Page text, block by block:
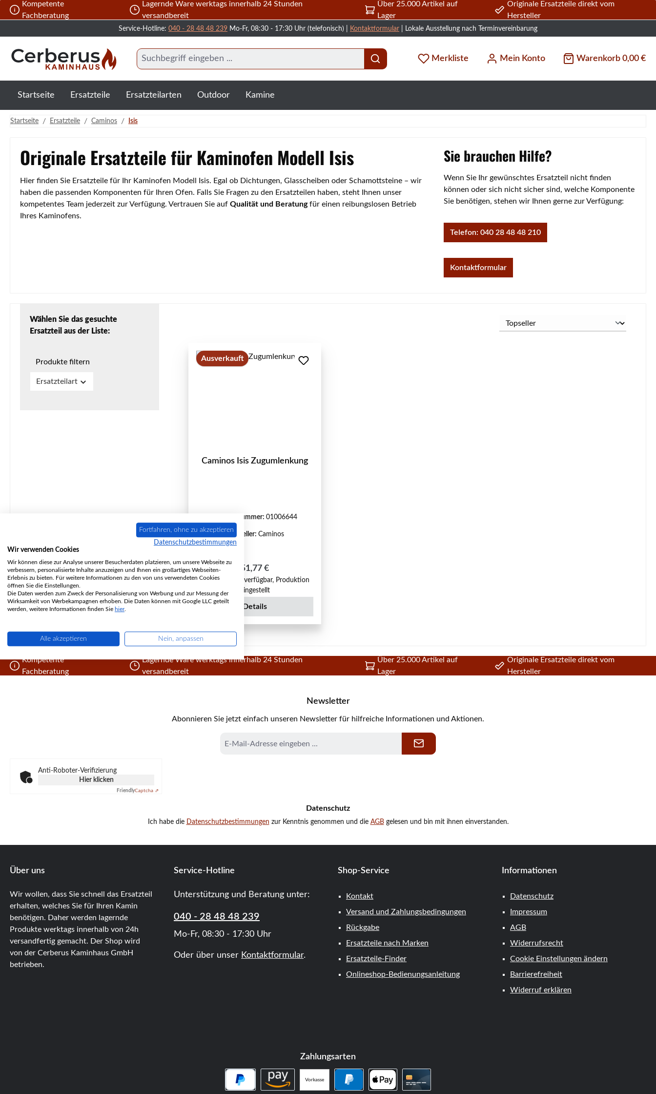
Hauptinhalt springen
Zur Suche springen
Zur Hauptnavigation springen
Kompetente
Fachberatung
Lagernde Ware werktags innerhalb 24 Stunden
versandbereit
Über 25.000 Artikel auf
Lager
Originale Ersatzteile direkt vom
Hersteller
Service-Hotline: 040 - 28 48 48 239 Mo-Fr, 08:30 - 17:30 Uhr (telefonisch) | Kontaktformular | Lokale Ausstellung nach Terminvereinbarung
Merkliste Mein Konto Warenkorb 0,00 €
Startseite Ersatzteile Ersatzteilarten Outdoor Kamine
Startseite / Ersatzteile / Caminos / Isis
Originale Ersatzteile für Kaminofen Modell Isis
Hier finden Sie Ersatzteile für Ihr Kaminofen Modell Isis. Egal ob Dichtungen, Glasscheiben oder Schamottsteine – wir
haben die passenden Komponenten für Ihren Ofen. Falls Sie Fragen zu den Ersatzteilen haben, steht Ihnen unser
kompetentes Team jederzeit zur Verfügung. Vertrauen Sie auf Qualität und Beratungfür einen reibungslosen Betrieb
Ihres Kaminofens.
Sie brauchen Hilfe?
Wenn Sie Ihr gewünschtes Ersatzteil nicht finden
können oder sich nicht sicher sind, welche Komponente
Sie benötigen, stehen wir Ihnen gerne zur Verfügung:
Telefon: 040 28 48 48 210
Kontaktformular
Wählen Sie das gesuchte
Ersatzteil aus der Liste:
Produkte filtern
Ersatzteilart
Ausverkauft
Caminos Isis Zugumlenkung
Produktnummer: 01006644
Hersteller: Caminos
Regulärer Preis:
51,77 €
nicht mehr verfügbar, Produktion
eingestellt
Details
Kompetente
Fachberatung
Lagernde Ware werktags innerhalb 24 Stunden
versandbereit
Über 25.000 Artikel auf
Lager
Originale Ersatzteile direkt vom
Hersteller
Newsletter
Abonnieren Sie jetzt einfach unseren Newsletter für hilfreiche Informationen und Aktionen.
Mail-
Anti-Roboter-Verifizierung
Hier klicken
FriendlyCaptcha ⇗
Datenschutz
Ich habe die Datenschutzbestimmungen zur Kenntnis genommen und die AGBgelesen und bin mit ihnen einverstanden.
Über uns
Wir wollen, dass Sie schnell das Ersatzteil
erhalten, welches Sie für Ihren Kamin
benötigen. Daher werden lagernde
Produkte werktags innerhalb von 24h
versandfertig gemacht. Der Shop wird
von der Cerberus Kaminhaus GmbH
betrieben.
Service-Hotline
Unterstützung und Beratung unter:
040 - 28 48 48 239
Mo-Fr, 08:30 - 17:30 Uhr
Oder über unser Kontaktformular.
Shop-Service
Kontakt
Versand und Zahlungsbedingungen
Rückgabe
Ersatzteile nach Marken
Ersatzteile-Finder
Onlineshop-Bedienungsanleitung
Informationen
Datenschutz
Impressum
AGB
Widerrufsrecht
Cookie Einstellungen ändern
Barrierefreiheit
Widerruf erklären
Zahlungsarten
Vorkasse
Fortfahren, ohne zu akzeptieren
Datenschutzbestimmungen
Wir verwenden Cookies
Wir können diese zur Analyse unserer Besucherdaten platzieren, um unsere Webseite zu
verbessern, personalisierte Inhalte anzuzeigen und Ihnen ein großartiges Webseiten-
Erlebnis zu bieten. Für weitere Informationen zu den von uns verwendeten Cookies
öffnen Sie die Einstellungen.
Die Daten werden zum Zweck der Personalisierung von Werbung und zur Messung der
Wirksamkeit von Werbekampagnen erhoben. Die Daten können mit Google LLC geteilt
werden, weitere Informationen finden Sie hier.
Alle akzeptieren Nein, anpassen